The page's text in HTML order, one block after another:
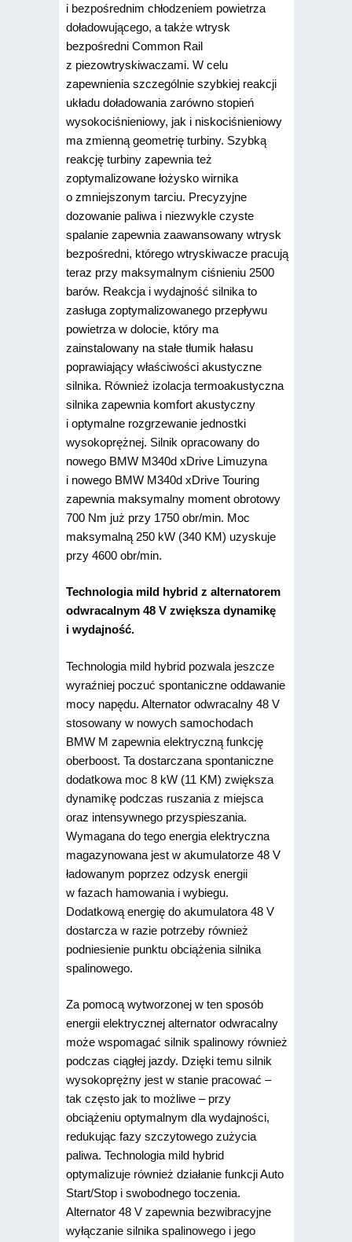
i bezpośrednim chłodzeniem powietrza
doładowującego, a także wtrysk
bezpośredni Common Rail
z piezowtryskiwa­czami. W celu
zapewnienia szczególnie szybkiej reakcji
układu doładowania zarówno stopień
wysokociśnieniowy, jak i niskociśnieniowy
ma zmienną geometrię turbiny. Szybką
reakcję turbiny zapewnia też
zoptymalizowane łożysko wirnika
o zmniejszonym tarciu. Precyzyjne
dozowanie paliwa i niezwykle czyste
spalanie zapewnia zaawansowany wtrysk
bezpośredni, którego wtryskiwacze pracują
teraz przy maksymalnym ciśnieniu 2500
barów. Reakcja i wydajność silnika to
zasługa zoptymalizowanego przepływu
powietrza w dolocie, który ma
zainstalowany na stałe tłumik hałasu
poprawiający właściwości akustyczne
silnika. Również izolacja termoakustyczna
silnika zapewnia komfort akustyczny
i optymalne rozgrzewanie jednostki
wysokoprężnej. Silnik opracowany do
nowego BMW M340d xDrive Limuzyna
i nowego BMW M340d xDrive Touring
zapewnia maksymalny moment obrotowy
700 Nm już przy 1750 obr/min. Moc
maksymalną 250 kW (340 KM) uzyskuje
przy 4600 obr/min.
Technologia mild hybrid z alternatorem
odwracalnym 48 V zwiększa dynamikę
i wydajność.
Technologia mild hybrid pozwala jeszcze
wyraźniej poczuć spontaniczne oddawanie
mocy napędu. Alternator odwracalny 48 V
stosowany w nowych samochodach
BMW M zapewnia elektryczną funkcję
oberboost. Ta dostarczana spontaniczne
dodatkowa moc 8 kW (11 KM) zwiększa
dynamikę podczas ruszania z miejsca
oraz intensywnego przyspieszania.
Wymagana do tego energia elektryczna
magazynowana jest w akumulatorze 48 V
ładowanym poprzez odzysk energii
w fazach hamowania i wybiegu.
Dodatkową energię do akumulatora 48 V
dostarcza w razie potrzeby również
podniesienie punktu obciążenia silnika
spalinowego.
Za pomocą wytworzonej w ten sposób
energii elektrycznej alternator odwracalny
może wspomagać silnik spalinowy również
podczas ciągłej jazdy. Dzięki temu silnik
wysokoprężny jest w stanie pracować –
tak często jak to możliwe – przy
obciążeniu optymalnym dla wydajności,
redukując fazy szczytowego zużycia
paliwa. Technologia mild hybrid
optymalizuje również działanie funkcji Auto
Start/Stop i swobodnego toczenia.
Alternator 48 V zapewnia bezwibracyjne
wyłączanie silnika spalinowego i jego